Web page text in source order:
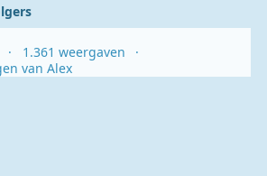
1.361 weergaven
van Alex